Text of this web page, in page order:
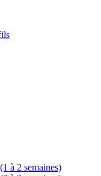
à 2 semaines)